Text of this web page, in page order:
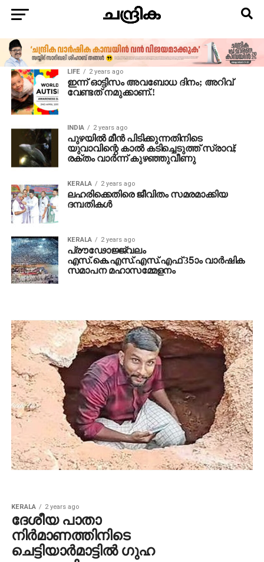
LIFE 2 years ago
ഇന്ന് ഓട്ടിസം അവബോധ ദിനം; അറിവ്
വേണ്ടത് നമുക്കാണ്.!
INDIA 2 years ago
പുഴയിൽ മീൻ പിടിക്കുന്നതിനിടെ
യുവാവിന്റെ കാൽ കടിച്ചെടുത്ത് സ്രാവ്;
രക്തം വാർന്ന് കുഴഞ്ഞുവീണു
KERALA 2 years ago
ലഹരിക്കെതിരെ ജീവിതം സമരമാക്കിയ
ദമ്പതികൾ
KERALA 2 years ago
പ്രൗഢോജ്ജ്വലം
എസ്.കെ.എസ്.എസ്.എഫ് 35ാം വാര്‍ഷിക
സമാപന മഹാസമ്മേളനം
KERALA 2 years ago
ദേശീയ പാതാ
നിർമാണത്തിനിടെ
ചെട്ടിയാർമാട്ടിൽ ഗുഹ